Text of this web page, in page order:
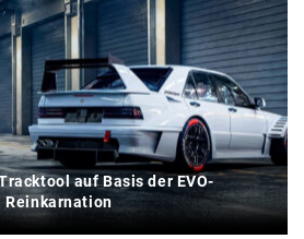
Tracktool auf Basis der EVO-
Reinkarnation